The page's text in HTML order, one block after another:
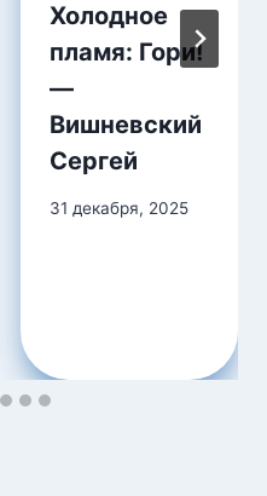
Холодное
пламя: Гори!
—
Вишневский
Сергей
31 декабря, 2025